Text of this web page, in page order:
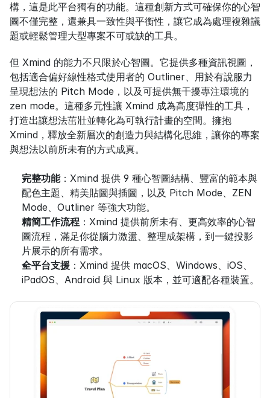
構，這是此平台獨有的功能。這種創新方式可確保你的心智
圖不僅完整，還兼具一致性與平衡性，讓它成為處理複雜議
題或輕鬆管理大型專案不可或缺的工具。
但 Xmind 的能力不只限於心智圖。它提供多種資訊視圖，
包括適合偏好線性格式使用者的 Outliner、用於有說服力
呈現想法的 Pitch Mode，以及可提供無干擾專注環境的
zen mode。這種多元性讓 Xmind 成為高度彈性的工具，
打造出讓想法茁壯並轉化為可執行計畫的空間。擁抱
Xmind，釋放全新層次的創造力與結構化思維，讓你的專案
與想法以前所未有的方式成真。
完整功能：Xmind 提供 9 種心智圖結構、豐富的範本與
配色主題、精美貼圖與插圖，以及 Pitch Mode、ZEN
Mode、Outliner 等強大功能。
精簡工作流程 ：Xmind 提供前所未有、更高效率的心智
圖流程，滿足你從腦力激盪、整理成架構，到一鍵投影
片展示的所有需求。
全平台支援 ：Xmind 提供 macOS、Windows、iOS、
iPadOS、Android 與 Linux 版本，並可適配各種裝置。